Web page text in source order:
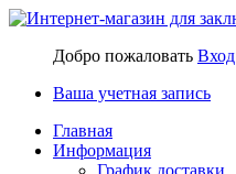
Добро пожаловать Вход
Ваша учетная запись
Главная
Информация
График доставки